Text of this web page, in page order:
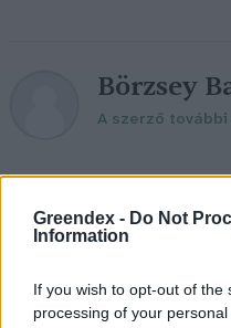
Greendex - Do Not
Information
If you wish to opt-out of
processing of your
Börzsey
A szerző további
gyógynövény
EGÉSZSÉGÜNK 1 perc